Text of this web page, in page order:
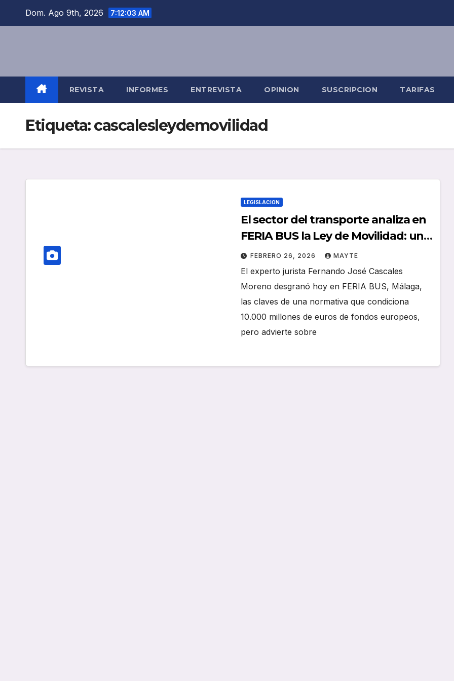
Dom. Ago 9th, 2026 7:12:04 AM
REVISTA INFORMES ENTREVISTA OPINION SUSCRIPCION TARIFAS
Etiqueta:cascalesleydemovilidad
LEGISLACION
El sector del transporte analiza en
FERIA BUS la Ley de Movilidad: un
«hito necesario» que genera dudas
territoriales
FEBRERO 26, 2026 MAYTE
El experto jurista Fernando José Cascales
Moreno desgranó hoy en FERIA BUS, Málaga,
las claves de una normativa que condiciona
10.000 millones de euros de fondos europeos,
pero advierte sobre